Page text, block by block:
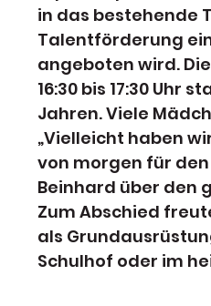
in das bestehende
Talentförderung
angeboten wird.
16:30 bis 17:30 Uhr
Jahren. Viele
„Vielleicht haben
von morgen für
Beinhard über den
Zum Abschied
als
Schulhof oder im